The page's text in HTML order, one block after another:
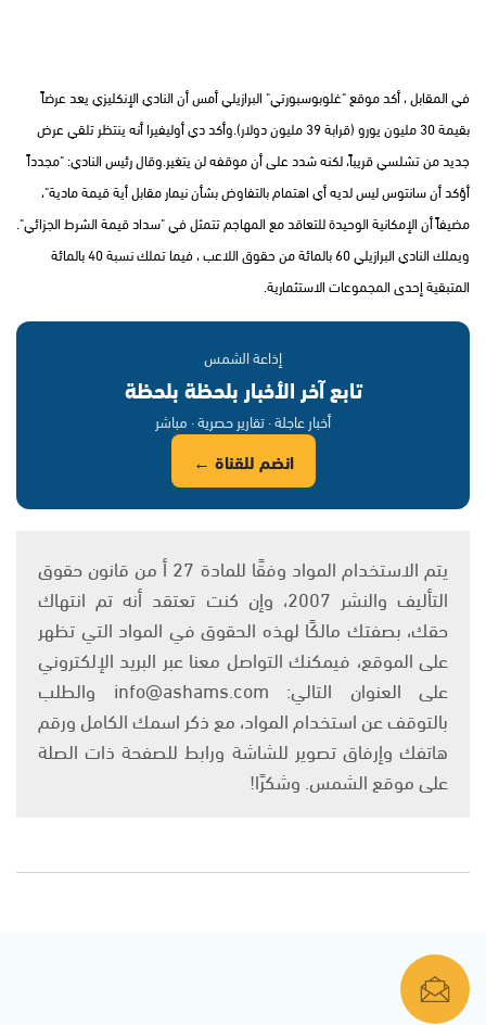
في المقابل ، أكد موقع "غلوبوسبورتي" البرازيلي أمس أن النادي الإنكليزي يعد عرضاً
بقيمة 30 مليون يورو (قرابة 39 مليون دولار).وأكد دي أوليفيرا أنه ينتظر تلقي عرض
جديد من تشلسي قريباً، لكنه شدد على أن موقفه لن يتغير.وقال رئيس النادي: "مجدداً
أؤكد أن سانتوس ليس لديه أي اهتمام بالتفاوض بشأن نيمار مقابل أية قيمة مادية"،
مضيفاً أن الإمكانية الوحيدة للتعاقد مع المهاجم تتمثل في "سداد قيمة الشرط الجزائي".
ويملك النادي البرازيلي 60 بالمائة من حقوق اللاعب ، فيما تملك نسبة 40 بالمائة
المتبقية إحدى المجموعات الاستثمارية.
إذاعة الشمس
تابع آخر الأخبار بلحظة بلحظة
أخبار عاجلة · تقارير حصرية · مباشر
انضم للقناة ←
يتم الاستخدام المواد وفقًا للمادة 27 أ من قانون حقوق
التأليف والنشر 2007، وإن كنت تعتقد أنه تم انتهاك
حقك، بصفتك مالكًا لهذه الحقوق في المواد التي تظهر
على الموقع، فيمكنك التواصل معنا عبر البريد الإلكتروني
على العنوان التالي: info@ashams.com والطلب
بالتوقف عن استخدام المواد، مع ذكر اسمك الكامل ورقم
هاتفك وإرفاق تصوير للشاشة ورابط للصفحة ذات الصلة
على موقع الشمس. وشكرًا!